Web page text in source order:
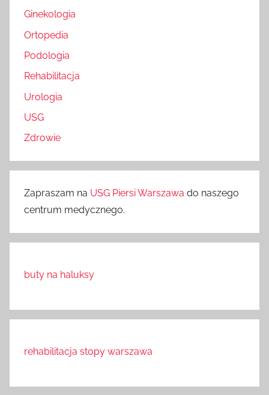
Ginekologia
Ortopedia
Podologia
Rehabilitacja
Urologia
USG
Zdrowie
Zapraszam na USG Piersi Warszawa do naszego
centrum medycznego.
buty na haluksy
rehabilitacja stopy warszawa